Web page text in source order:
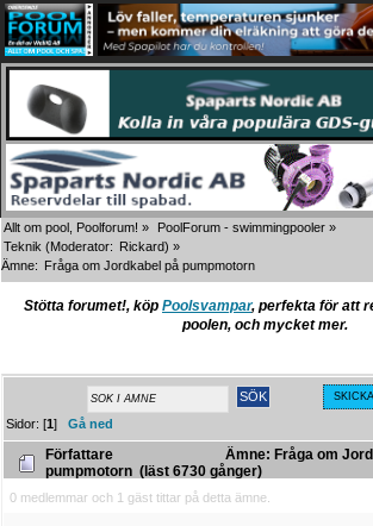
Allt om pool, Poolforum! » PoolForum - swimmingpooler »
Teknik (Moderator: Rickard) »
Ämne: Fråga om Jordkabel på pumpmotorn
Stötta forumet!, köp Poolsvampar, perfekta för att
poolen, och mycket mer.
Sidor: [1]Gå ned
Författare
Ämne: Fråga om
pumpmotorn (läst 6730 gånger)
0 medlemmar och 1 gäst tittar på detta ämne.